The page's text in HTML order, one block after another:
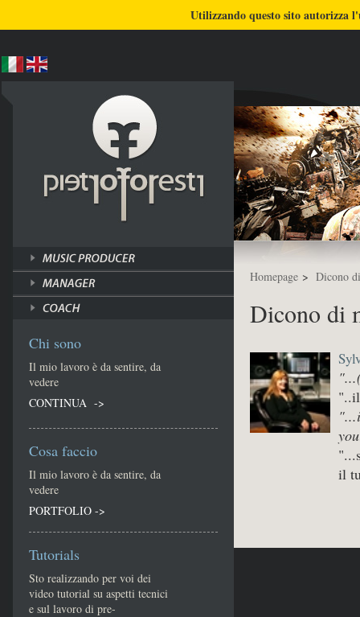
COSA FACCIO ULTIMI LAVORI
Homepage > Dicono
Dicono di
"...
il
Chi sono
Il mio lavoro è da sentire, da
vedere
CONTINUA ->
Cosa faccio
Il mio lavoro è da sentire, da
vedere
PORTFOLIO ->
Tutorials
Sto realizzando per voi dei
video tutorial su aspetti tecnici
e sul lavoro di pre-
Utilizzando questo sito autorizza